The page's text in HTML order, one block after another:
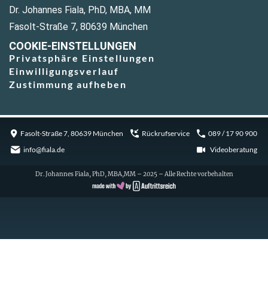
Dr. Johannes Fiala, PhD, MBA, MM
Fasolt-Straße 7, 80639 München
COOKIE-EINSTELLUNGEN
Privatsphäre Einstellungen
Einwilligungsverlauf
Zustimmung aufheben
Fasolt-Straße 7, 80639 München Rückrufservice
089 / 17 90 900
info@fiala.de
Videoberatung
Dr. Johannes Fiala, PhD, MBA,MM – 2025 – Alle Rechte vorbehalten